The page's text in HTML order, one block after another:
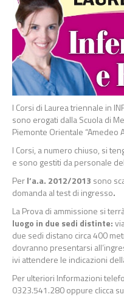
I Corsi di Laurea triennale in
sono erogati dalla Scuola di
Piemonte Orientale “Amedeo
I Corsi, a numero chiuso, si
e sono gestiti da personale
Perl’a.a. 2012/2013 sono
domanda al test di ingresso.
La Prova di ammissione si
luogo in due sedi distinte:
due sedi distano circa 400
dovranno presentarsi
ivi attendere le indicazioni
Per ulteriori Informazioni
0323.541.280 oppure clicca su